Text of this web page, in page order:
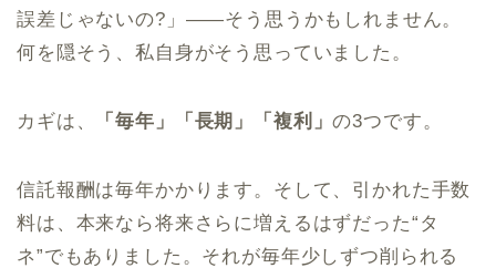
誤差じゃないの?」——そう思うかもしれません。
何を隠そう、私自身がそう思っていました。
カギは、 「毎年」「長期」「複利」の3つです。
信託報酬は毎年かかります。そして、引かれた手数
料は、本来なら将来さらに増えるはずだった“タ
ネ”でもありました。それが毎年少しずつ削られる